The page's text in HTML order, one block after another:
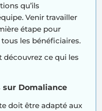
qu’ils
Venir travailler
étape pour
les bénéficiaires.
découvrez ce qui les
sur Domaliance
doit être adapté aux